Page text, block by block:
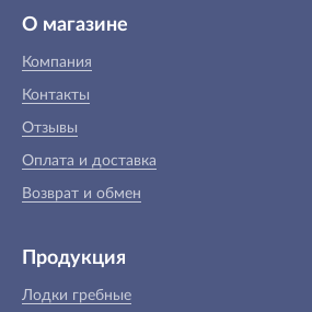
О магазине
Компания
Контакты
Отзывы
Оплата и доставка
Возврат и обмен
Продукция
Лодки гребные